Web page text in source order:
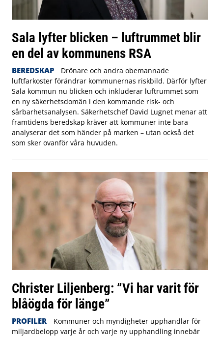
Sala lyfter blicken – luftrummet blir
en del av kommunens RSA
BEREDSKAP
Drönare och andra obemannade
luftfarkoster förändrar kommunernas riskbild. Därför lyfter
Sala kommun nu blicken och inkluderar luftrummet som
en ny säkerhetsdomän i den kommande risk- och
sårbarhetsanalysen. Säkerhetschef David Lugnet menar att
framtidens beredskap kräver att kommuner inte bara
analyserar det som händer på marken – utan också det
som sker ovanför våra huvuden.
Christer Liljenberg: ”Vi har varit för
blåögda för länge”
PROFILER
Kommuner och myndigheter upphandlar för
miljardbelopp varje år och varje ny upphandling innebär